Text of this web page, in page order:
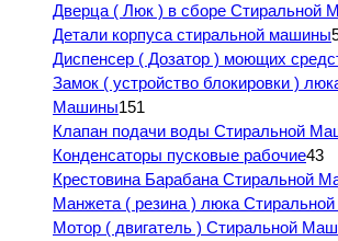
Дверца ( Люк ) в сборе Стиральной
Детали корпуса стиральной машины
Диспенсер ( Дозатор ) моющих
Замок ( устройство блокировки )
Машины151
Клапан подачи воды Стиральной
Конденсаторы пусковые рабочие43
Крестовина Барабана Стиральной
Манжета ( резина ) люка
Мотор ( двигатель ) Стиральной